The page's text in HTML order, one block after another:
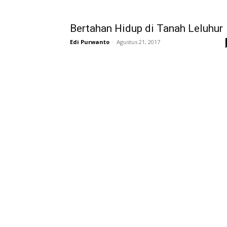
Bertahan Hidup di Tanah Leluhur
Edi Purwanto - Agustus 21, 2017